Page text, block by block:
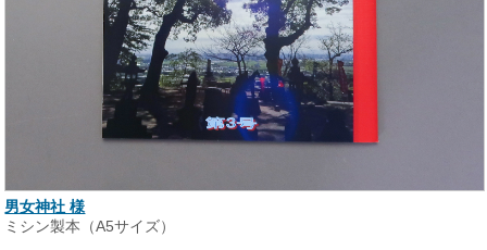
男女神社 様
ミシン製本（A5サイズ）